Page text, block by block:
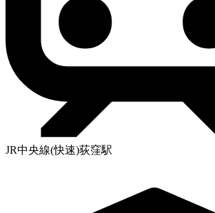
JR中央線(快速)荻窪駅